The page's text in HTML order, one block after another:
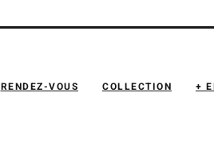
RENDEZ-VOUS COLLECTION +